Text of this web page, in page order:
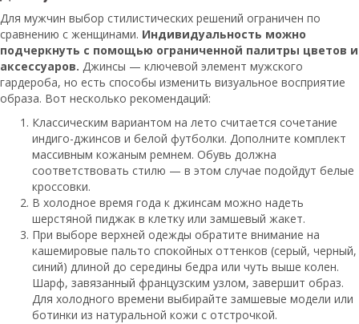
Для мужчин выбор стилистических решений ограничен по
сравнению с женщинами. Индивидуальность можно
подчеркнуть с помощью ограниченной палитры цветов и
аксессуаров. Джинсы — ключевой элемент мужского
гардероба, но есть способы изменить визуальное восприятие
образа. Вот несколько рекомендаций:
Классическим вариантом на лето считается сочетание
индиго-джинсов и белой футболки. Дополните комплект
массивным кожаным ремнем. Обувь должна
соответствовать стилю — в этом случае подойдут белые
кроссовки.
В холодное время года к джинсам можно надеть
шерстяной пиджак в клетку или замшевый жакет.
При выборе верхней одежды обратите внимание на
кашемировые пальто спокойных оттенков (серый, черный,
синий) длиной до середины бедра или чуть выше колен.
Шарф, завязанный французским узлом, завершит образ.
Для холодного времени выбирайте замшевые модели или
ботинки из натуральной кожи с отстрочкой.